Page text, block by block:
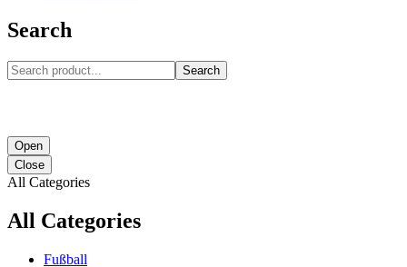
Search
Search
Open
Close
All Categories
All Categories
Fußball